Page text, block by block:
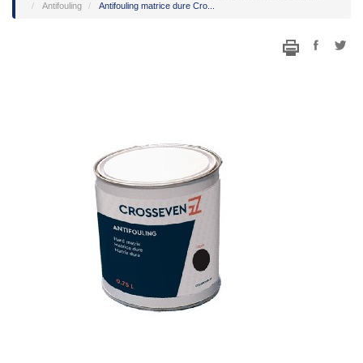
Antifouling
Antifouling matrice dure Cro...